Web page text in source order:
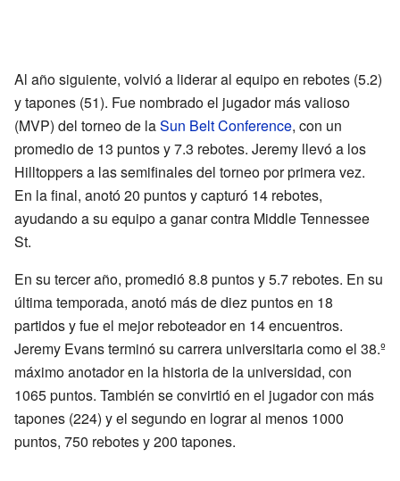
Al año siguiente, volvió a liderar al equipo en rebotes (5.2)
y tapones (51). Fue nombrado el jugador más valioso
(MVP) del torneo de laSun Belt Conference, con un
promedio de 13 puntos y 7.3 rebotes. Jeremy llevó a los
Hilltoppers a las semifinales del torneo por primera vez.
En la final, anotó 20 puntos y capturó 14 rebotes,
ayudando a su equipo a ganar contra Middle Tennessee
St.
En su tercer año, promedió 8.8 puntos y 5.7 rebotes. En su
última temporada, anotó más de diez puntos en 18
partidos y fue el mejor reboteador en 14 encuentros.
Jeremy Evans terminó su carrera universitaria como el 38.º
máximo anotador en la historia de la universidad, con
1065 puntos. También se convirtió en el jugador con más
tapones (224) y el segundo en lograr al menos 1000
puntos, 750 rebotes y 200 tapones.